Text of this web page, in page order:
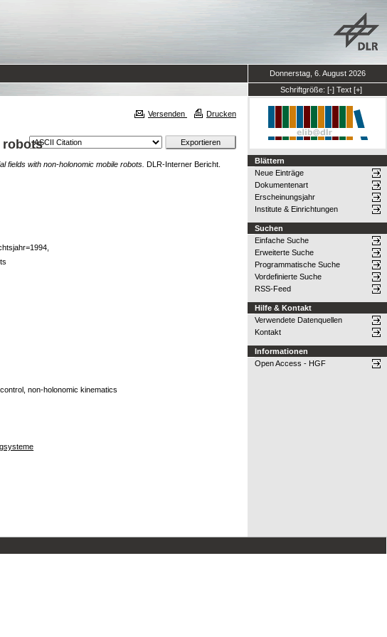
Donnerstag, 6. August 2026
Schriftgröße: [-] Text [+]
Versenden Drucken
robots
fields with non-holonomic mobile robots. DLR-Interner Bericht.
non-holonomic kinematics
Blättern
Neue Einträge
Dokumentenart
Erscheinungsjahr
Institute & Einrichtungen
Suchen
Einfache Suche
Erweiterte Suche
Programmatische Suche
Vordefinierte Suche
RSS-Feed
Hilfe & Kontakt
Verwendete Datenquellen
Kontakt
Informationen
Open Access - HGF